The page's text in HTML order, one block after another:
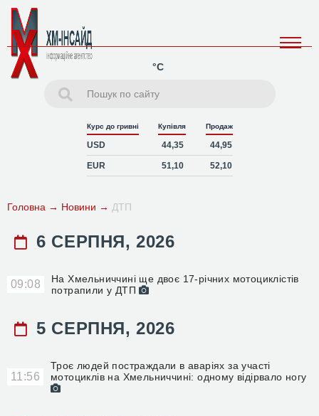
°C
Курс до гривні Купівля Продаж
USD 44,35 44,95
EUR 51,10 52,10
Головна → Новини → ДТП
6 СЕРПНЯ, 2026
09:08
На Хмельниччині ще двоє 17-річних мотоциклістів
потрапили у ДТП
5 СЕРПНЯ, 2026
11:56
Троє людей постраждали в аваріях за участі
мотоциклів на Хмельниччині: одному відірвало ногу